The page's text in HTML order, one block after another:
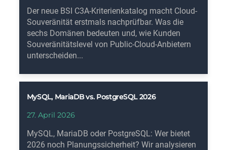
Der neue BSI C3A-Kriterienkatalog macht Cloud-
Souveränität erstmals nachprüfbar. Was die
sechs Domänen bedeuten und, wie Kunden
Souveränitätslevel von Public-Cloud-Anbietern
unterscheiden...
MySQL, MariaDB vs. PostgreSQL 2026
27. April 2026
MySQL, MariaDB oder PostgreSQL: Wer bietet
2026 noch Planungssicherheit? Wir analysieren